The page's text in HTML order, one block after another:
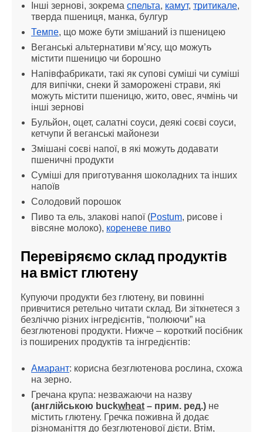
Інші зернові, зокрема спельта, камут, тритикале,
тверда пшениця, манка, булгур
Темпе, що може бути змішаний із пшеницею
Веганські альтернативи м’ясу, що можуть
містити пшеницю чи борошно
Напівфабрикати, такі як супові суміші чи суміші
для випічки, снеки й заморожені страви, які
можуть містити пшеницю, жито, овес, ячмінь чи
інші зернові
Бульйон, оцет, салатні соуси, деякі соєві соуси,
кетчупи й веганські майонези
Змішані соєві напої, в які можуть додавати
пшеничні продукти
Суміші для приготування шоколадних та інших
напоїв
Солодовий порошок
Пиво та ель, злакові напої (Postum, рисове і
вівсяне молоко), кореневе пиво
Перевіряємо склад продуктів
на вміст глютену
Купуючи продукти без глютену, ви повинні
привчитися ретельно читати склад. Ви зіткнетеся з
безліччю різних інгредієнтів, “полюючи” на
безглютенові продукти. Нижче – короткий посібник
із поширених продуктів та інгредієнтів:
Амарант: корисна безглютенова рослина, схожа
на зерно.
(англійською buckwheat – прим. ред.) не
містить глютену. Гречка поживна й додає
різноманіття до безглютенової дієти. Втім,